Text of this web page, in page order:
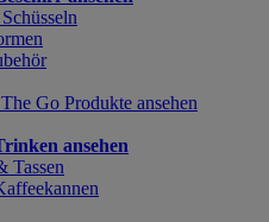
Go Produkte ansehen
ansehen
Tassen